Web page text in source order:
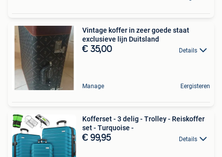
Vintage koffer in zeer goede staat
exclusieve lijn Duitsland
€ 35,00 Details
Manage Eergisteren
Kofferset - 3 delig - Trolley - Reiskoffer
set - Turquoise -
€ 99,95 Details